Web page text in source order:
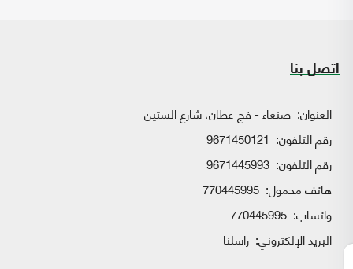
اتصل بنا
العنوان: صنعاء - فج عطان، شارع الستين
رقم التلفون: 9671450121
رقم التلفون: 9671445993
هاتف محمول: 770445995
واتساب:
البريد الإلكتروني: راسلنا